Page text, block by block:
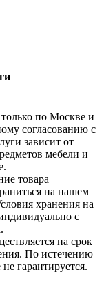
по Москве и
согласованию с
зависит от
мебели и
товара
на нашем
хранения на
с
на срок
По истечению
гарантируется.